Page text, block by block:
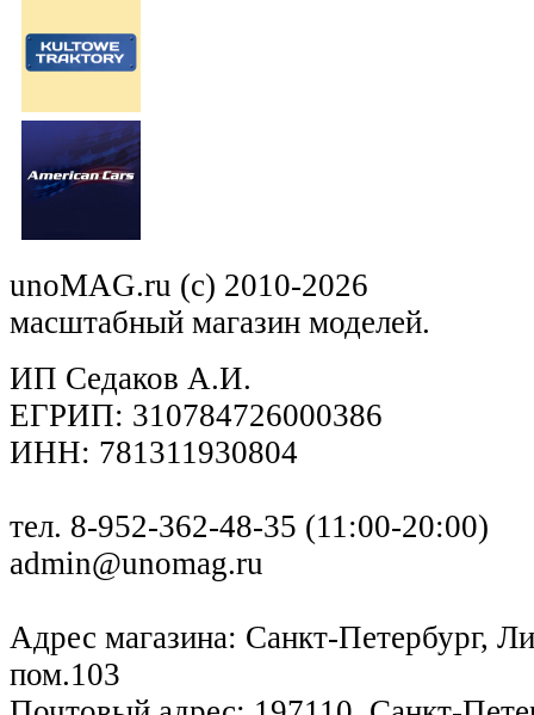
unoMAG.ru (c) 2010-2026
масштабный магазин моделей.
ИП Седаков А.И.
ЕГРИП: 310784726000386
ИНН: 781311930804
тел. 8-952-362-48-35 (11:00-20:00)
admin@unomag.ru
Адрес магазина: Санкт-Петербург,
пом.103